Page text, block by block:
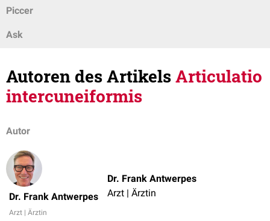
Piccer
Ask
Autoren des ArtikelsArticulatio
intercuneiformis
Autor
Dr. Frank Antwerpes
Arzt | Ärztin
Dr. Frank Antwerpes
Arzt | Ärztin